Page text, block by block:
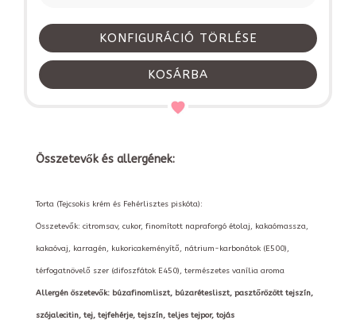
KONFIGURÁCIÓ TÖRLÉSE
KOSÁRBA
Összetevők és allergének:
Torta (Tejcsokis krém és Fehérlisztes piskóta):
Összetevők: citromsav, cukor, finomított napraforgó étolaj, kakaómassza,
kakaóvaj, karragén, kukoricakeményítő, nátrium-karbonátok (E500),
térfogatnövelő szer (difoszfátok E450), természetes vanília aroma
Allergén öszetevők: búzafinomliszt, búzarétesliszt, pasztőrözött tejszín,
szójalecitin, tej, tejfehérje, tejszín, teljes tejpor, tojás